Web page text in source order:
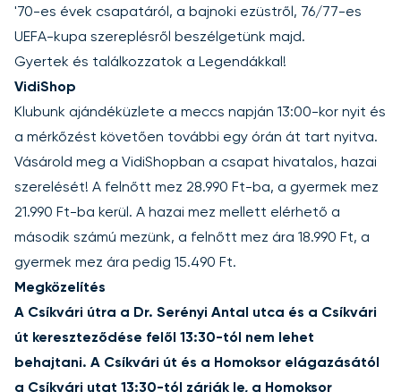
'70-es évek csapatáról, a bajnoki ezüstről, 76/77-es
UEFA-kupa szereplésről beszélgetünk majd.
Gyertek és találkozzatok a Legendákkal!
VidiShop
Klubunk ajándéküzlete a meccs napján 13:00-kor nyit és
a mérkőzést követően további egy órán át tart nyitva.
Vásárold meg a VidiShopban a csapat hivatalos, hazai
szerelését! A felnőtt mez 28.990 Ft-ba, a gyermek mez
21.990 Ft-ba kerül. A hazai mez mellett elérhető a
második számú mezünk, a felnőtt mez ára 18.990 Ft, a
gyermek mez ára pedig 15.490 Ft.
Megközelítés
A Csíkvári útra a Dr. Serényi Antal utca és a Csíkvári
út kereszteződése felől 13:30-tól nem lehet
behajtani. A Csíkvári út és a Homoksor elágazásától
a Csíkvári utat 13:30-tól zárják le, a Homoksor